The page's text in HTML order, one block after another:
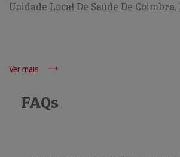
Unidade Local De Saúde De Coimbra,
Ver mais
FAQs